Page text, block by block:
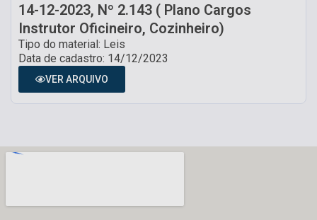
14-12-2023, Nº 2.143 ( Plano Cargos
Instrutor Oficineiro, Cozinheiro)
Tipo do material: Leis
Data de cadastro: 14/12/2023
VER ARQUIVO